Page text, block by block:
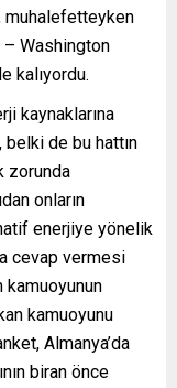
muhalefetteyken
– Washington
kalıyordu.
kaynaklarına
de bu hattın
zorunda
onların
enerjiye yönelik
cevap vermesi
kamuoyunun
kamuoyunu
Almanya’da
biran önce